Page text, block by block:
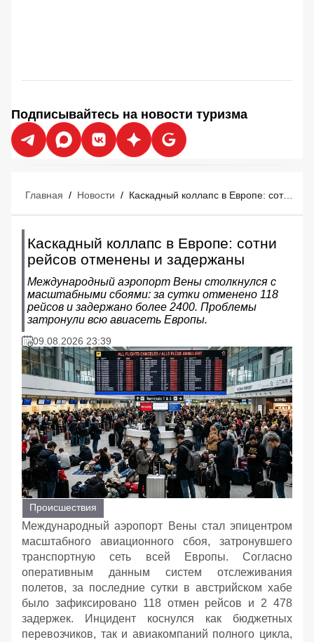
Подписывайтесь на новости туризма
Главная / Новости / Каскадный коллапс в Европе: сотни рейсов отменены и задержаны
Каскадный коллапс в Европе: сотни
рейсов отменены и задержаны
Международный аэропорт Вены столкнулся с
масштабными сбоями: за сутки отменено 118
рейсов и задержано более 2400. Проблемы
затронули всю авиасеть Европы.
09.08.2026 23:39
Происшествия
Международный аэропорт Вены стал эпицентром
масштабного авиационного сбоя, затронувшего
транспортную сеть всей Европы. Согласно
оперативным данным систем отслеживания
полетов, за последние сутки в австрийском хабе
было зафиксировано 118 отмен рейсов и 2 478
задержек. Инцидент коснулся как бюджетных
перевозчиков, так и авиакомпаний полного цикла,